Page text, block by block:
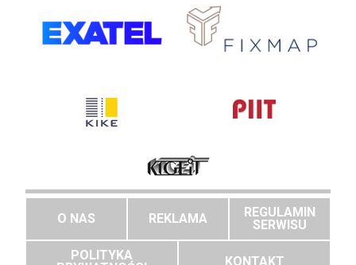
O NAS REKLAMA
REGULAMIN
SERWISU
POLITYKA
KONTAKT